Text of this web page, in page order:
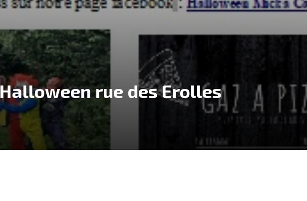
Halloween rue des Erolles